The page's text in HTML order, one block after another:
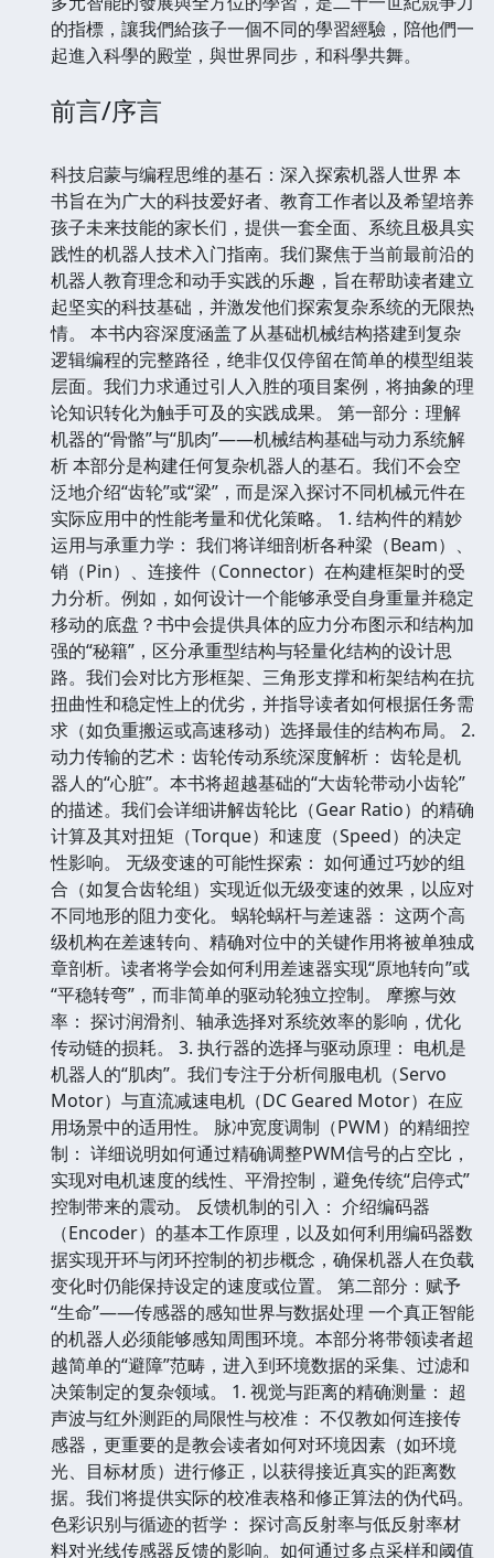
的指標，讓我們給孩子一個不同的學習經驗，陪他們一
起進入科學的殿堂，與世界同步，和科學共舞。
前言/序言
科技启蒙与编程思维的基石：深入探索机器人世界 本
书旨在为广大的科技爱好者、教育工作者以及希望培养
孩子未来技能的家长们，提供一套全面、系统且极具实
践性的机器人技术入门指南。我们聚焦于当前最前沿的
机器人教育理念和动手实践的乐趣，旨在帮助读者建立
起坚实的科技基础，并激发他们探索复杂系统的无限热
情。 本书内容深度涵盖了从基础机械结构搭建到复杂
逻辑编程的完整路径，绝非仅仅停留在简单的模型组装
层面。我们力求通过引人入胜的项目案例，将抽象的理
论知识转化为触手可及的实践成果。 第一部分：理解
机器的“骨骼”与“肌肉”——机械结构基础与动力系统解
析 本部分是构建任何复杂机器人的基石。我们不会空
泛地介绍“齿轮”或“梁”，而是深入探讨不同机械元件在
实际应用中的性能考量和优化策略。 1. 结构件的精妙
运用与承重力学： 我们将详细剖析各种梁（Beam）、
销（Pin）、连接件（Connector）在构建框架时的受
力分析。例如，如何设计一个能够承受自身重量并稳定
移动的底盘？书中会提供具体的应力分布图示和结构加
强的“秘籍”，区分承重型结构与轻量化结构的设计思
路。我们会对比方形框架、三角形支撑和桁架结构在抗
扭曲性和稳定性上的优劣，并指导读者如何根据任务需
求（如负重搬运或高速移动）选择最佳的结构布局。 2.
动力传输的艺术：齿轮传动系统深度解析： 齿轮是机
器人的“心脏”。本书将超越基础的“大齿轮带动小齿轮”
的描述。我们会详细讲解齿轮比（Gear Ratio）的精确
计算及其对扭矩（Torque）和速度（Speed）的决定
性影响。 无级变速的可能性探索： 如何通过巧妙的组
合（如复合齿轮组）实现近似无级变速的效果，以应对
不同地形的阻力变化。 蜗轮蜗杆与差速器： 这两个高
级机构在差速转向、精确对位中的关键作用将被单独成
章剖析。读者将学会如何利用差速器实现“原地转向”或
“平稳转弯”，而非简单的驱动轮独立控制。 摩擦与效
率： 探讨润滑剂、轴承选择对系统效率的影响，优化
传动链的损耗。 3. 执行器的选择与驱动原理： 电机是
机器人的“肌肉”。我们专注于分析伺服电机（Servo
Motor）与直流减速电机（DC Geared Motor）在应
用场景中的适用性。 脉冲宽度调制（PWM）的精细控
制： 详细说明如何通过精确调整PWM信号的占空比，
实现对电机速度的线性、平滑控制，避免传统“启停式”
控制带来的震动。 反馈机制的引入： 介绍编码器
（Encoder）的基本工作原理，以及如何利用编码器数
据实现开环与闭环控制的初步概念，确保机器人在负载
变化时仍能保持设定的速度或位置。 第二部分：赋予
“生命”——传感器的感知世界与数据处理 一个真正智能
的机器人必须能够感知周围环境。本部分将带领读者超
越简单的“避障”范畴，进入到环境数据的采集、过滤和
决策制定的复杂领域。 1. 视觉与距离的精确测量： 超
声波与红外测距的局限性与校准： 不仅教如何连接传
感器，更重要的是教会读者如何对环境因素（如环境
光、目标材质）进行修正，以获得接近真实的距离数
据。我们将提供实际的校准表格和修正算法的伪代码。
色彩识别与循迹的哲学： 探讨高反射率与低反射率材
料对光线传感器反馈的影响。如何通过多点采样和阈值